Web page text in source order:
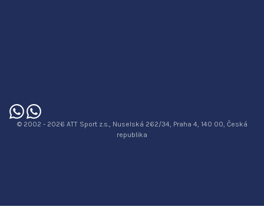
© 2002 - 2026 ATT Sport z.s., Nuselská 262/34, Praha 4, 140 00, Česká
republika